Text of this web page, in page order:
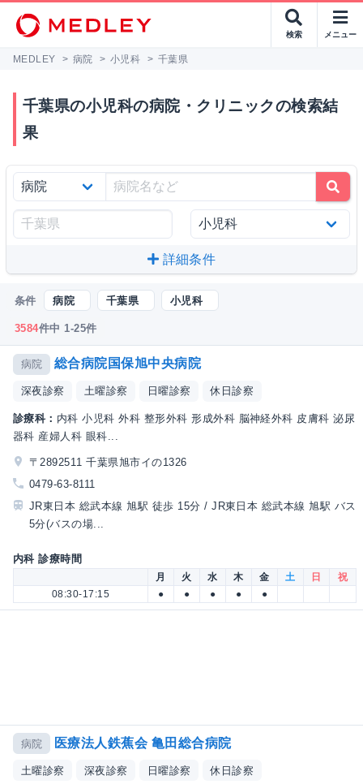
検索 メニュー
MEDLEY > 病院 > 小児科 > 千葉県
千葉県の小児科の病院・クリニックの検索結
果
詳細条件
条件 病院 千葉県 小児科
3584件中 1-25件
病院 総合病院国保旭中央病院
深夜診察 土曜診察 日曜診察 休日診察
診療科： 内科 小児科 外科 整形外科 形成外科 脳神経外科 皮膚科 泌尿
器科 産婦人科 眼科...
〒2892511 千葉県旭市イの1326
0479-63-8111
JR東日本 総武本線 旭駅 徒歩 15分 / JR東日本 総武本線 旭駅 バス
5分(バスの場...
内科 診療時間
月 火 水 木 金 土 日
祝
08:30-17:15
● ● ● ● ●
病院 医療法人鉄蕉会 亀田総合病院
土曜診察 深夜診察 日曜診察 休日診察